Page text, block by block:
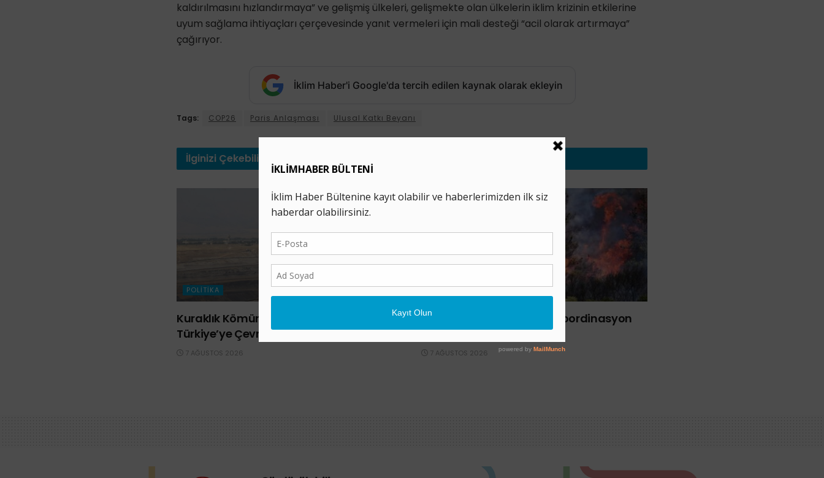
kaldırılmasını hızlandırmaya” ve gelişmiş ülkeleri, gelişmekte olan ülkelerin iklim krizinin etkilerine
uyum sağlama ihtiyaçları çerçevesinde yanıt vermeleri için mali desteği “acil olarak artırmaya”
çağırıyor.
İklim Haber'i Google'da tercih edilen kaynak olarak ekleyin
Tags: COP26 Paris Anlaşması Ulusal Katkı Beyanı
İlginizi Çekebilir
POLITIKA
Kuraklık Kömürü de Vurdu: Gözler
Türkiye’ye Çevrildi
7 AĞUSTOS 2026
POLITIKA
81 İlde “İl İklim Değişikliği Koordinasyon
Kurulu” Kuruluyor
7 AĞUSTOS 2026